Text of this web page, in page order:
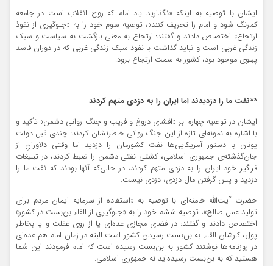
ایشان با توصیه به اینکه «نگذارید یاد امام که روح انقلاب است در جامعه
کمرنگ شود و امام را تحریف کنند»، توصیه سوم خود را به «جلوگیری از نفوذ
ارتجاع» اختصاص دادند و گفتند: ارتجاع به معنی بازگشت به سیاست و سبک
زندگی غربی است و نباید گذاشت با نفوذ سبک زندگی غربی که در دوران فاسد
پهلوی موجود بود، کشور به سمت ارتجاع برود.
**نفت ما را دزدیدند اما ایران را به دزدی متهم کردند
ایشان در توصیه چهارم بر «افشای دروغ و فریب و جنگ روانی دشمن» تأکید و
با اشاره به نمونه‌ای تازه از این جنگ روانی خاطرنشان کردند: چندی قبل دولت
یونان با دستور آمریکایی‌ها نفت کشورمان را دزدید اما وقتی دلاورانِ از
جان‌گذشته‌ی جمهوری اسلامی، کشتی نفتی دشمن را ضبط کردند، در تبلیغات
فراگیر خود ایران را به دزدی متهم کردند، در حالی‌که آنها بودند که نفت ما را
دزدید و پس گرفتن مال دزدی، دزدی نیست.
حضرت آیت‌الله خامنه‌ای با توصیه به «استفاده از سرمایه ایمان مردم برای
تولید عمل صالح»، توصیه ششم خود را به «جلوگیری از القاء بن‌بست در کشور»
اختصاص دادند و گفتند: در فضای مجازی عده‌ای یا از روی غفلت و یا بخاطر
پول، کارشان القاء به بن‌بست رسیدن کشور است البته در زمان امام هم عده‌ای
در روزنامه‌ها نوشتند کشور به بن‌بست رسیده است که امام فرمودند این شما
هستید که به بن‌بست رسیده‌اید نه جمهوری اسلامی.